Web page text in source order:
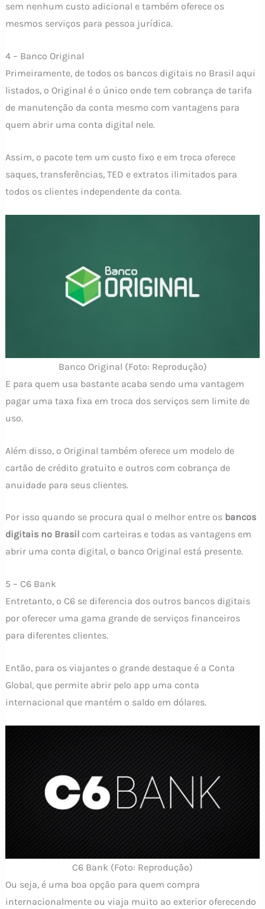
sem nenhum custo adicional e também oferece os
mesmos serviços para pessoa jurídica.
4 – Banco Original
Primeiramente, de todos os bancos digitais no Brasil aqui
listados, o Original é o único onde tem cobrança de tarifa
de manutenção da conta mesmo com vantagens para
quem abrir uma conta digital nele.
Assim, o pacote tem um custo fixo e em troca oferece
saques, transferências, TED e extratos ilimitados para
todos os clientes independente da conta.
Banco Original (Foto: Reprodução)
E para quem usa bastante acaba sendo uma vantagem
pagar uma taxa fixa em troca dos serviços sem limite de
uso.
Além disso, o Original também oferece um modelo de
cartão de crédito gratuito e outros com cobrança de
anuidade para seus clientes.
Por isso quando se procura qual o melhor entre os bancos
digitais no Brasilcom carteiras e todas as vantagens em
abrir uma conta digital, o banco Original está presente.
5 – C6 Bank
Entretanto, o C6 se diferencia dos outros bancos digitais
por oferecer uma gama grande de serviços financeiros
para diferentes clientes.
Então, para os viajantes o grande destaque é a Conta
Global, que permite abrir pelo app uma conta
internacional que mantém o saldo em dólares.
C6 Bank (Foto: Reprodução)
Ou seja, é uma boa opção para quem compra
internacionalmente ou viaja muito ao exterior oferecendo